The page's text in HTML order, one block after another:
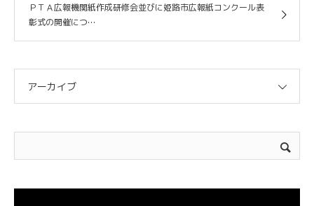
ＰＴＡ広報機関紙作成研修会並びに姫路市広報紙コンクール表
彰式の開催につ…
アーカイブ